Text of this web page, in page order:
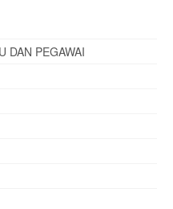
DAN PEGAWAI